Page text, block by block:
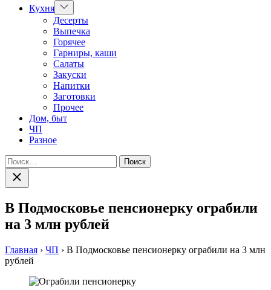
Кухня Показать
подменю
Десерты
Выпечка
Горячее
Гарниры, каши
Салаты
Закуски
Напитки
Заготовки
Прочее
Дом, быт
ЧП
Разное
Найти:
Закрыть
поиск
В Подмосковье пенсионерку ограбили
на 3 млн рублей
Главная › ЧП › В Подмосковье пенсионерку ограбили на 3 млн
рублей